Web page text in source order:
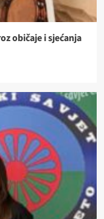
običaje i sjećanja